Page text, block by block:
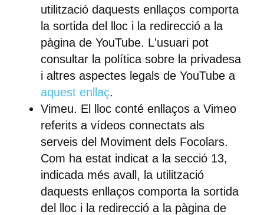
utilització daquests enllaços comporta
la sortida del lloc i la redirecció a la
pàgina de YouTube. L'usuari pot
consultar la política sobre la privadesa
i altres aspectes legals de YouTube a
aquest enllaç.
Vimeu. El lloc conté enllaços a Vimeo
referits a vídeos connectats als
serveis del Moviment dels Focolars.
Com ha estat indicat a la secció 13,
indicada més avall, la utilització
daquests enllaços comporta la sortida
del lloc i la redirecció a la pàgina de